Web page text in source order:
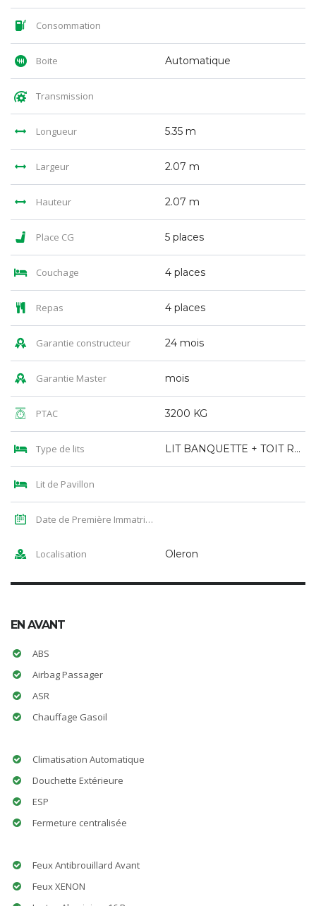
Consommation
Boite Automatique
Transmission
Longueur 5.35 m
Largeur 2.07 m
Hauteur 2.07 m
Place CG 5 places
Couchage 4 places
Repas 4 places
Garantie constructeur 24 mois
Garantie Master mois
PTAC 3200 KG
Type de lits LIT BANQUETTE + TOIT RELEVABLE
Lit de Pavillon
Date de Première Immatriculation
Localisation Oleron
EN AVANT
ABS
Airbag Passager
ASR
Chauffage Gasoil
Climatisation Automatique
Douchette Extérieure
ESP
Fermeture centralisée
Feux Antibrouillard Avant
Feux XENON